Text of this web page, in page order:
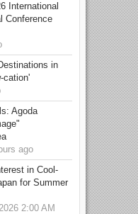
International
Conference
in
cation'
Agoda
ago
in Cool-
for Summer
2:00 AM